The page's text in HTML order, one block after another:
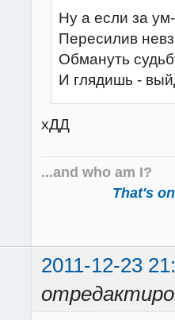
Ну а если за
Пересилив
Обмануть
И глядишь -
хДД
...and who am I?
That's
2011-12-23